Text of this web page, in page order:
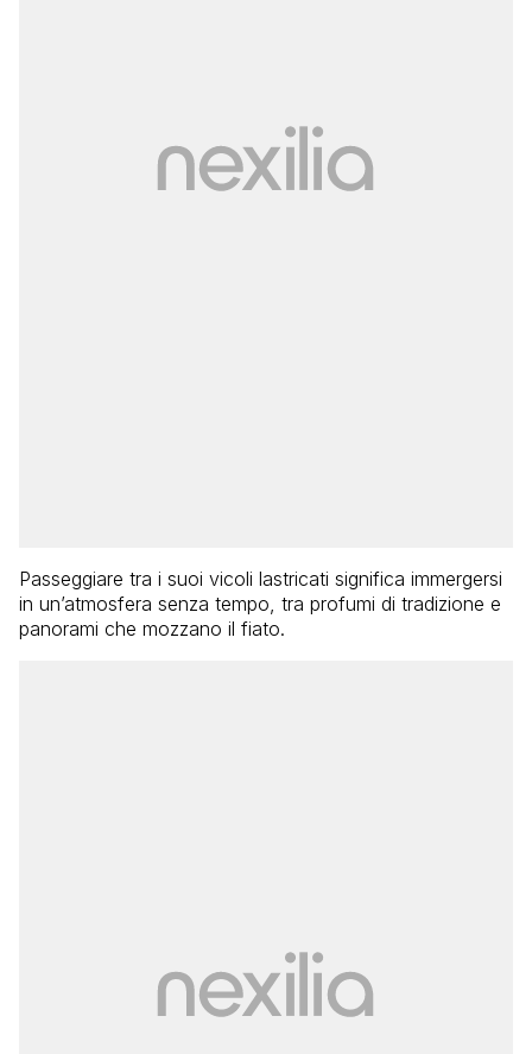
Passeggiare tra i suoi vicoli lastricati significa immergersi
in un’atmosfera senza tempo, tra profumi di tradizione e
panorami che mozzano il fiato.